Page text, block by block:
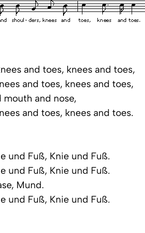
and toes, knees and toes,
and toes, knees and toes,
mouth and nose,
and toes, knees and toes.
und Fuß, Knie und Fuß.
und Fuß, Knie und Fuß.
Mund.
und Fuß, Knie und Fuß.